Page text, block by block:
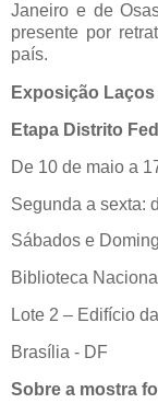
Janeiro e de
presente por
país.
Exposição
Etapa Distrito
De 10 de maio a
Segunda a sexta:
Sábados e
Biblioteca
Lote 2 – Edifício
Brasília - DF
Sobre a mostra